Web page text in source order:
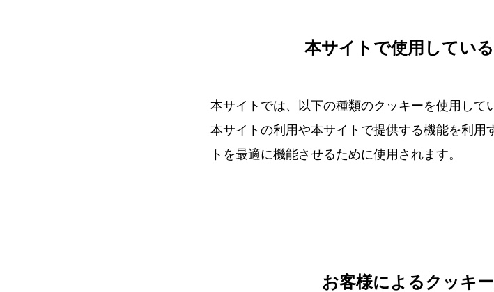
本サイトで使用してい
本サイトでは、以下の種類のクッキーを使用して
本サイトの利用や本サイトで提供する機能を利用
トを最適に機能させるために使用されます。
お客様によるクッキ